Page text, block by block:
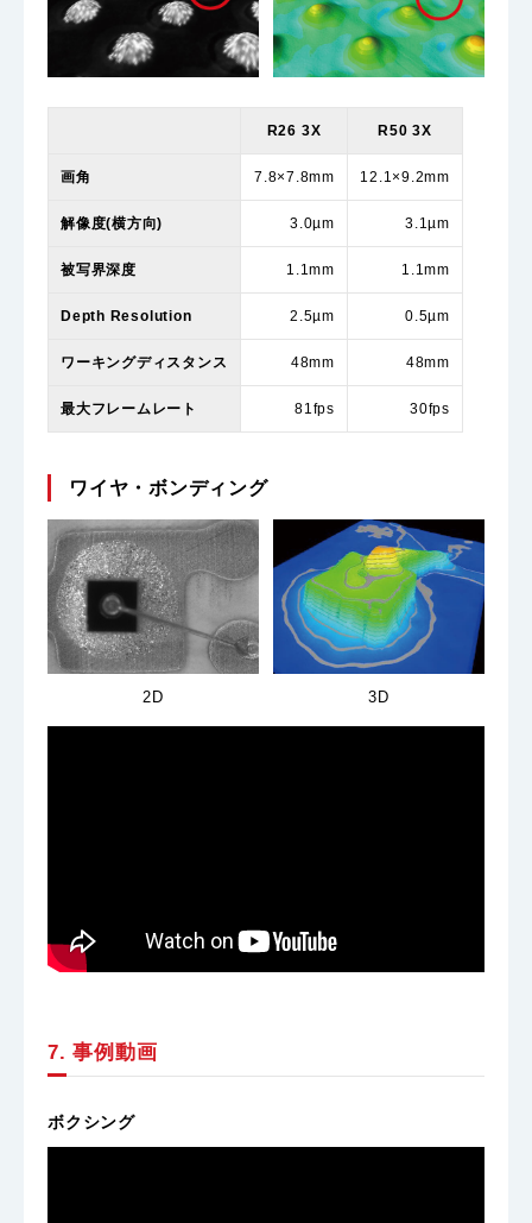
R26 3X R50 3X
画角 7.8×7.8mm 12.1×9.2mm
解像度(横方向) 3.0µm 3.1µm
被写界深度 1.1mm 1.1mm
Depth Resolution 2.5µm 0.5µm
ワーキングディスタンス 48mm 48mm
最大フレームレート 81fps 30fps
ワイヤ・ボンディング
2D 3D
7. 事例動画
ボクシング